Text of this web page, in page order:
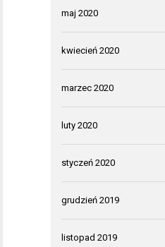
maj 2020
kwiecień 2020
marzec 2020
luty 2020
styczeń 2020
grudzień 2019
listopad 2019